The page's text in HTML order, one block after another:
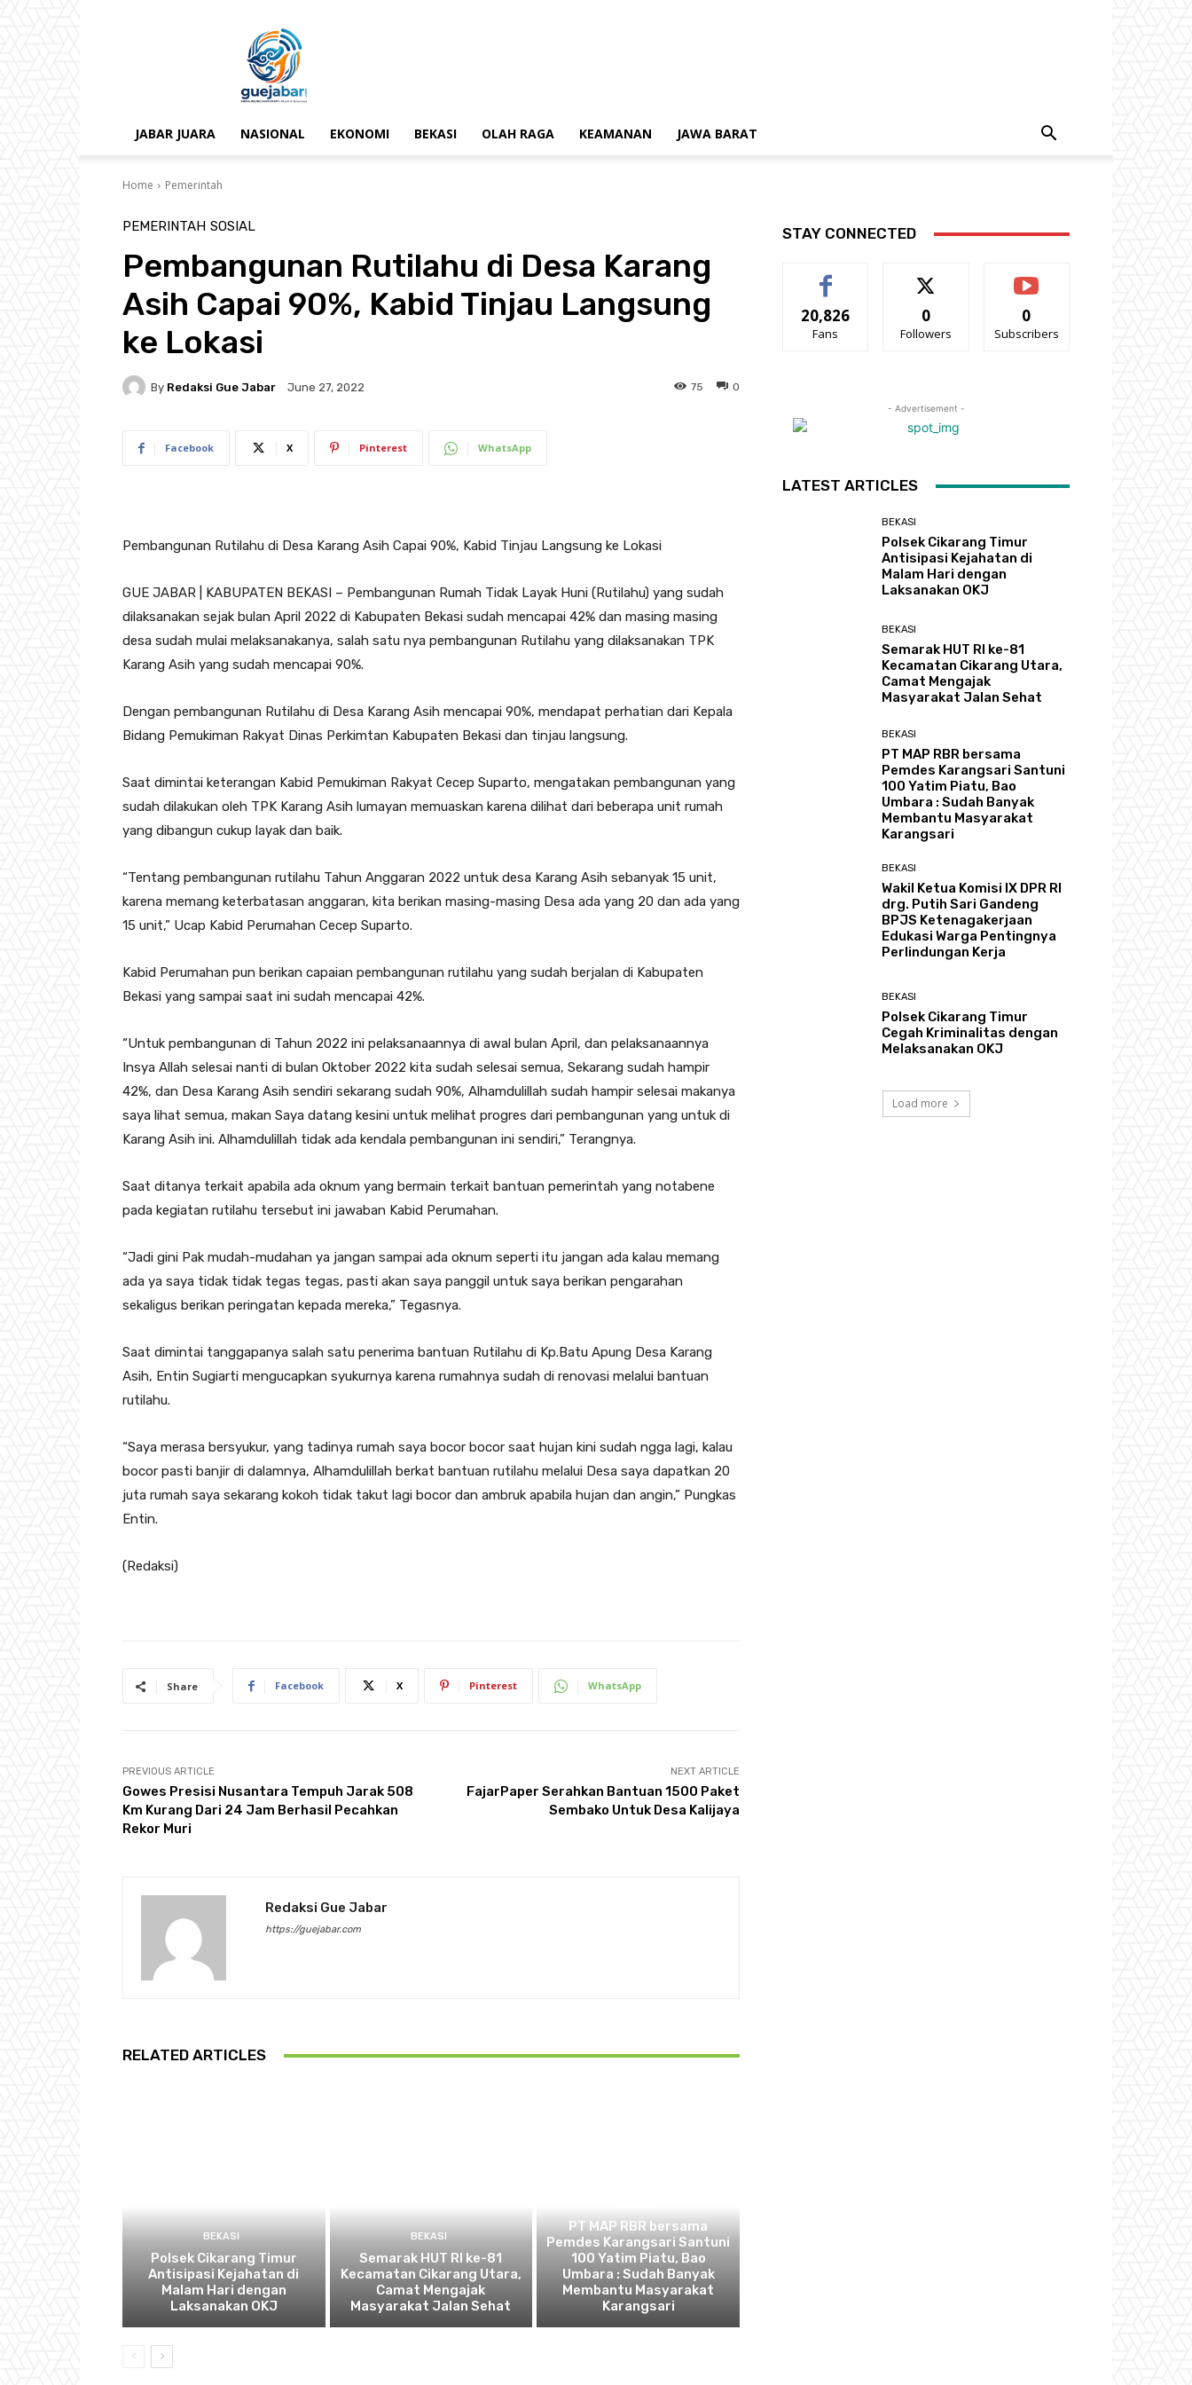
gue
jabar
JABAR JUARA NASIONAL EKONOMI BEKASI OLAH RAGA KEAMANAN JAWA BARAT
Home Pemerintah
PEMERINTAH SOSIAL
Pembangunan Rutilahu di Desa Karang
Asih Capai 90%, Kabid Tinjau Langsung
ke Lokasi
By Redaksi Gue Jabar June 27, 2022 0
75
Facebook X Pinterest WhatsApp
Pembangunan Rutilahu di Desa Karang Asih Capai 90%, Kabid Tinjau Langsung ke Lokasi
GUE JABAR | KABUPATEN BEKASI – Pembangunan Rumah Tidak Layak Huni (Rutilahu) yang sudah
dilaksanakan sejak bulan April 2022 di Kabupaten Bekasi sudah mencapai 42% dan masing masing
desa sudah mulai melaksanakanya, salah satu nya pembangunan Rutilahu yang dilaksanakan TPK
Karang Asih yang sudah mencapai 90%.
Dengan pembangunan Rutilahu di Desa Karang Asih mencapai 90%, mendapat perhatian dari Kepala
Bidang Pemukiman Rakyat Dinas Perkimtan Kabupaten Bekasi dan tinjau langsung.
Saat dimintai keterangan Kabid Pemukiman Rakyat Cecep Suparto, mengatakan pembangunan yang
sudah dilakukan oleh TPK Karang Asih lumayan memuaskan karena dilihat dari beberapa unit rumah
yang dibangun cukup layak dan baik.
“Tentang pembangunan rutilahu Tahun Anggaran 2022 untuk desa Karang Asih sebanyak 15 unit,
karena memang keterbatasan anggaran, kita berikan masing-masing Desa ada yang 20 dan ada yang
15 unit,” Ucap Kabid Perumahan Cecep Suparto.
Kabid Perumahan pun berikan capaian pembangunan rutilahu yang sudah berjalan di Kabupaten
Bekasi yang sampai saat ini sudah mencapai 42%.
“Untuk pembangunan di Tahun 2022 ini pelaksanaannya di awal bulan April, dan pelaksanaannya
Insya Allah selesai nanti di bulan Oktober 2022 kita sudah selesai semua, Sekarang sudah hampir
42%, dan Desa Karang Asih sendiri sekarang sudah 90%, Alhamdulillah sudah hampir selesai makanya
saya lihat semua, makan Saya datang kesini untuk melihat progres dari pembangunan yang untuk di
Karang Asih ini. Alhamdulillah tidak ada kendala pembangunan ini sendiri,” Terangnya.
Saat ditanya terkait apabila ada oknum yang bermain terkait bantuan pemerintah yang notabene
pada kegiatan rutilahu tersebut ini jawaban Kabid Perumahan.
“Jadi gini Pak mudah-mudahan ya jangan sampai ada oknum seperti itu jangan ada kalau memang
ada ya saya tidak tidak tegas tegas, pasti akan saya panggil untuk saya berikan pengarahan
sekaligus berikan peringatan kepada mereka,” Tegasnya.
Saat dimintai tanggapanya salah satu penerima bantuan Rutilahu di Kp.Batu Apung Desa Karang
Asih, Entin Sugiarti mengucapkan syukurnya karena rumahnya sudah di renovasi melalui bantuan
rutilahu.
“Saya merasa bersyukur, yang tadinya rumah saya bocor bocor saat hujan kini sudah ngga lagi, kalau
bocor pasti banjir di dalamnya, Alhamdulillah berkat bantuan rutilahu melalui Desa saya dapatkan 20
juta rumah saya sekarang kokoh tidak takut lagi bocor dan ambruk apabila hujan dan angin,” Pungkas
Entin.
(Redaksi)
Share Facebook X Pinterest WhatsApp
PREVIOUS ARTICLE
Gowes Presisi Nusantara Tempuh Jarak 508
Km Kurang Dari 24 Jam Berhasil Pecahkan
Rekor Muri
NEXT ARTICLE
FajarPaper Serahkan Bantuan 1500 Paket
Sembako Untuk Desa Kalijaya
Redaksi Gue Jabar
https://guejabar.com
RELATED ARTICLES
BEKASI
Polsek Cikarang Timur
Antisipasi Kejahatan di
Malam Hari dengan
Laksanakan OKJ
BEKASI
Semarak HUT RI ke-81
Kecamatan Cikarang Utara,
Camat Mengajak
Masyarakat Jalan Sehat
PT MAP RBR bersama
Pemdes Karangsari Santuni
100 Yatim Piatu, Bao
Umbara : Sudah Banyak
Membantu Masyarakat
Karangsari
STAY CONNECTED
20,826
Fans
0
Followers
0
Subscribers
- Advertisement -
LATEST ARTICLES
BEKASI
Polsek Cikarang Timur
Antisipasi Kejahatan di
Malam Hari dengan
Laksanakan OKJ
BEKASI
Semarak HUT RI ke-81
Kecamatan Cikarang Utara,
Camat Mengajak
Masyarakat Jalan Sehat
BEKASI
PT MAP RBR bersama
Pemdes Karangsari Santuni
100 Yatim Piatu, Bao
Umbara : Sudah Banyak
Membantu Masyarakat
Karangsari
BEKASI
Wakil Ketua Komisi IX DPR RI
drg. Putih Sari Gandeng
BPJS Ketenagakerjaan
Edukasi Warga Pentingnya
Perlindungan Kerja
BEKASI
Polsek Cikarang Timur
Cegah Kriminalitas dengan
Melaksanakan OKJ
Load more